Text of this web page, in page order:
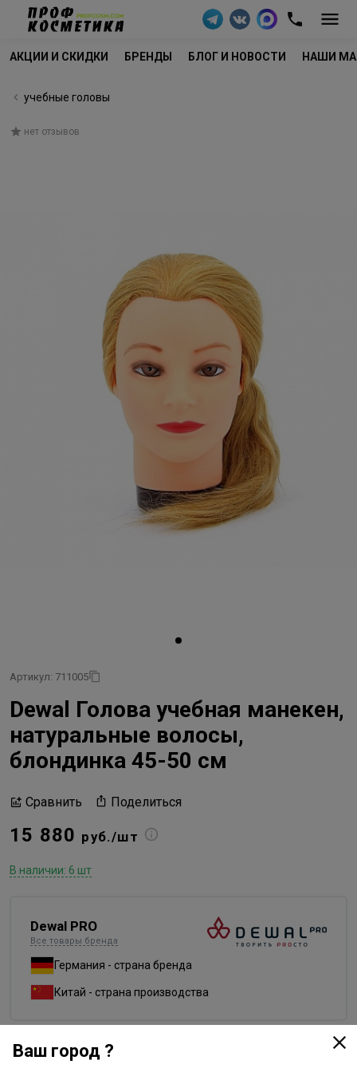
АКЦИИ И СКИДКИ БРЕНДЫ БЛОГ И НОВОСТИ НАШИ
учебные головы
нет отзывов
Артикул: 711005
Dewal Голова учебная манекен,
натуральные волосы,
блондинка 45-50 см
Сравнить Поделиться
15 880 руб./шт
В наличии: 6 шт
Dewal PRO
Все товары бренда
Германия - страна бренда
Китай - страна производства
Ваш город ?